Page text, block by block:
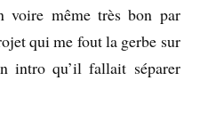
voire même très bon par
qui me fout la gerbe sur
intro qu’il fallait séparer